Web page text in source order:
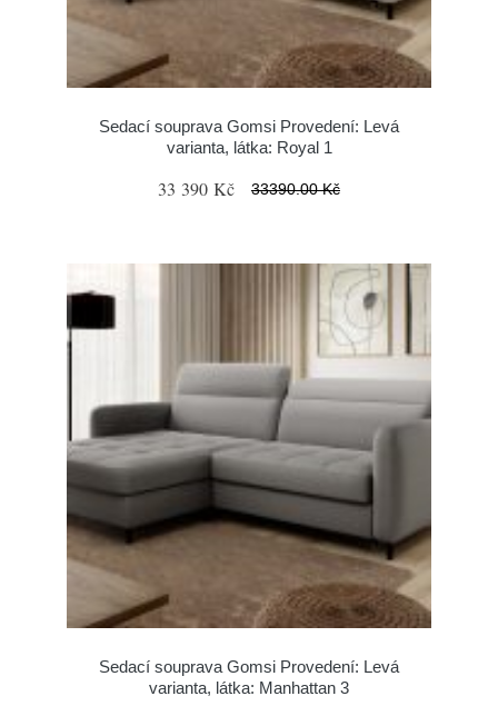
Sedací souprava Gomsi Provedení: Levá
varianta, látka: Royal 1
33 390 Kč 33390.00 Kč
Sedací souprava Gomsi Provedení: Levá
varianta, látka: Manhattan 3